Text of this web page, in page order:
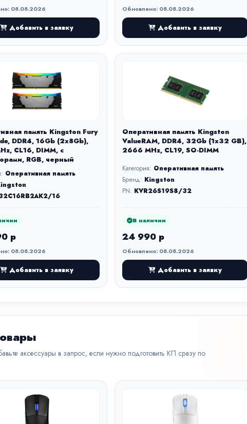
08.08.2026
Добавить в заявку
Обновлено: 08.08.2026
Добавить в заявку
память Kingston Fury
DDR4, 16Gb (2x8Gb),
CL16, DIMM, с
RGB, черный
Оперативная память
16
р
08.08.2026
Добавить в заявку
Оперативная память Kingston
ValueRAM, DDR4, 32Gb (1x32 GB),
2666 MHz, CL19, SO-DIMM
Категория: Оперативная память
Бренд: Kingston
PN: KVR26S19S8/32
В наличии
24 990 р
Обновлено: 08.08.2026
Добавить в заявку
аксессуары в запрос, если нужно подготовить КП сразу по